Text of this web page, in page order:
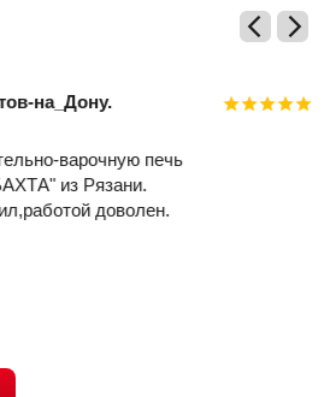
на_Дону.
варочную печь
из Рязани.
доволен.